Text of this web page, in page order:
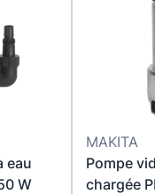
eau
W
MAKITA
Pompe
chargée